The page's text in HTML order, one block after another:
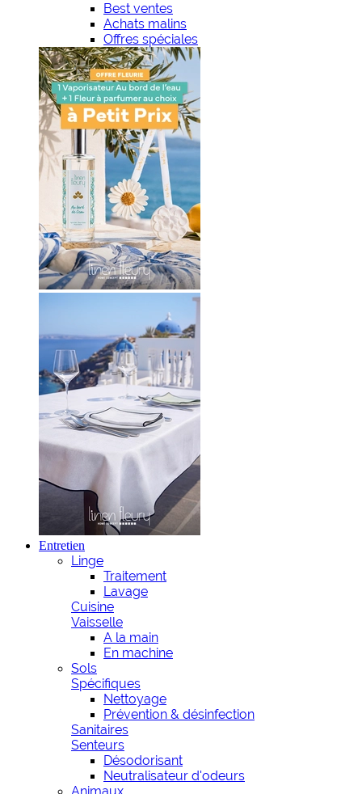
Best ventes
Achats malins
Offres spéciales
Entretien
Linge
Traitement
Lavage
Cuisine
Vaisselle
A la main
En machine
Sols
Spécifiques
Nettoyage
Prévention & désinfection
Sanitaires
Senteurs
Désodorisant
Neutralisateur d'odeurs
Animaux